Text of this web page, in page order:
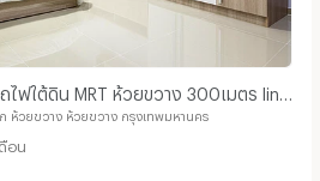
ไฟใต้ดิน MRT ห้วยขวาง 300เมตร line
ห้วยขวาง ห้วยขวาง กรุงเทพมหานคร
อน